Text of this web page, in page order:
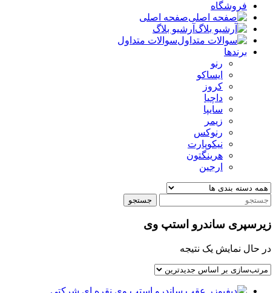
فروشگاه
صفحه اصلی
آرشیو بلاگ
سوالات متداول
برندها
رنو
ایساکو
کروز
داچیا
سایپا
زیمر
رنوکس
نیکوپارت
هرینگتون
ارجین
جستجو
زیرسپری ساندرو استپ وی
در حال نمایش یک نتیجه